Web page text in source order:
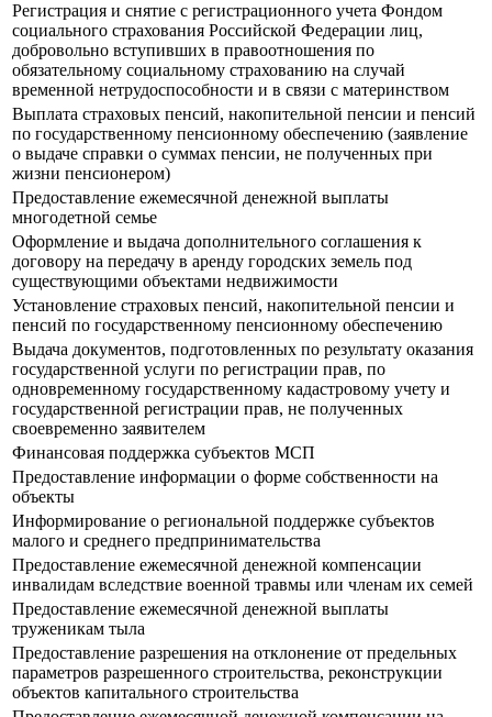
Регистрация и снятие с регистрационного учета Фондом
социального страхования Российской Федерации лиц,
добровольно вступивших в правоотношения по
обязательному социальному страхованию на случай
временной нетрудоспособности и в связи с материнством
Выплата страховых пенсий, накопительной пенсии и пенсий
по государственному пенсионному обеспечению (заявление
о выдаче справки о суммах пенсии, не полученных при
жизни пенсионером)
Предоставление ежемесячной денежной выплаты
многодетной семье
Оформление и выдача дополнительного соглашения к
договору на передачу в аренду городских земель под
существующими объектами недвижимости
Установление страховых пенсий, накопительной пенсии и
пенсий по государственному пенсионному обеспечению
Выдача документов, подготовленных по результату оказания
государственной услуги по регистрации прав, по
одновременному государственному кадастровому учету и
государственной регистрации прав, не полученных
своевременно заявителем
Финансовая поддержка субъектов МСП
Предоставление информации о форме собственности на
объекты
Информирование о региональной поддержке субъектов
малого и среднего предпринимательства
Предоставление ежемесячной денежной компенсации
инвалидам вследствие военной травмы или членам их семей
Предоставление ежемесячной денежной выплаты
труженикам тыла
Предоставление разрешения на отклонение от предельных
параметров разрешенного строительства, реконструкции
объектов капитального строительства